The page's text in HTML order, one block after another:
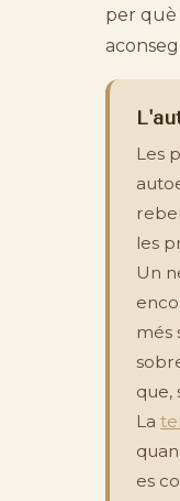
per què
Les
les
Un
més
que,
La
es